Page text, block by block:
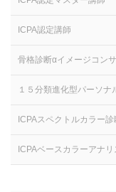
ICPA認定講師
骨格診断αイメージコン
１５分類進化型パーソ
ICPAスペクトルカラー
ICPAベースカラーアナリ